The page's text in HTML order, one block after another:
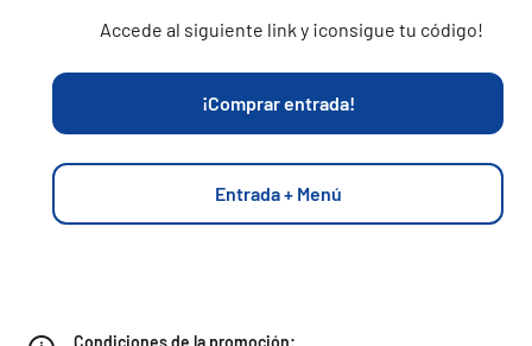
Accede al siguiente link y ¡consigue tu código!
¡Comprar entrada!
Entrada + Menú
Condiciones de la promoción: